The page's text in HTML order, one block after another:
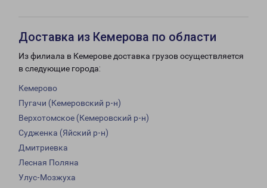
Доставка из Кемерова по области
Из филиала в Кемерове доставка грузов осуществляется
в следующие города:
Кемерово
Пугачи (Кемеровский р-н)
Верхотомское (Кемеровский р-н)
Судженка (Яйский р-н)
Дмитриевка
Лесная Поляна
Улус-Мозжуха